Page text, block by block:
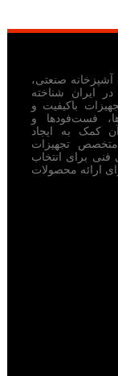
آشپزخانه صنعتی،
ایران شناخته
باکیفیت و
فست‌فودها و
کمک به ایجاد
تجهیزات
فنی برای انتخاب
ارائه محصولات